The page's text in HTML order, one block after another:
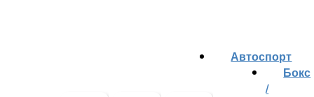
Автоспорт
Бокс
/